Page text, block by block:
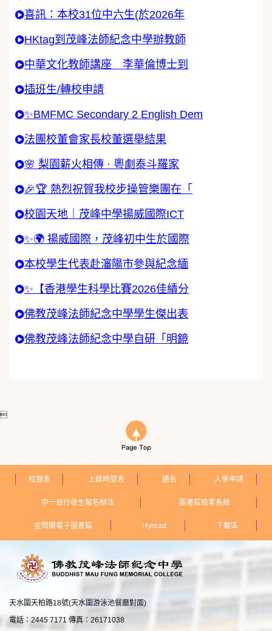
喜訊：本校31位中六生(於2026年
HKtag到茂峰法師紀念中學辦教師
中華文化教師講座 李華倫博士到
插班生/轉校申請
✨BMFMC Secondary 2 English Dem
法團校董會家長校董選舉結果
🌸 梨園薪火相傳 · 粵劇泰斗羅家
🎉🏆 熱烈祝賀我校步操管樂團在「
校園天地｜茂峰中學揚威國際ICT
✨🌍 揚威國際，茂峰初中生於國際
本校學生代表赴瀋陽市參與紀念緬
✨【香港學生科學比賽2026佳績分
佛教茂峰法師紀念中學學生傑出表
佛教茂峰法師紀念中學自研「明鏡

校曆表 上課時間表 通告 入學申請
中一自行收生報名辦法 圖書館檢索系統
金閱閣電子圖書館 Hyread 下載區
天水圍天柏路18號(天水圍游泳池餐廳對面)
電話：2445 7171 傳真：26171038